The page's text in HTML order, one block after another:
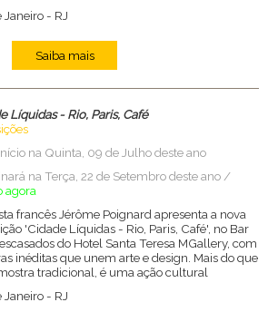
Janeiro- RJ
Saiba mais
Líquidas - Rio, Paris, Café
na Quinta, 09 de Julho deste ano
na Terça, 22 de Setembro deste ano /
agora
francês Jérôme Poignard apresenta a nova
'Cidade Líquidas - Rio, Paris, Café', no Bar
do Hotel Santa Teresa MGallery, com
inéditas que unem arte e design. Mais do que
tradicional, é uma ação cultural
Janeiro- RJ